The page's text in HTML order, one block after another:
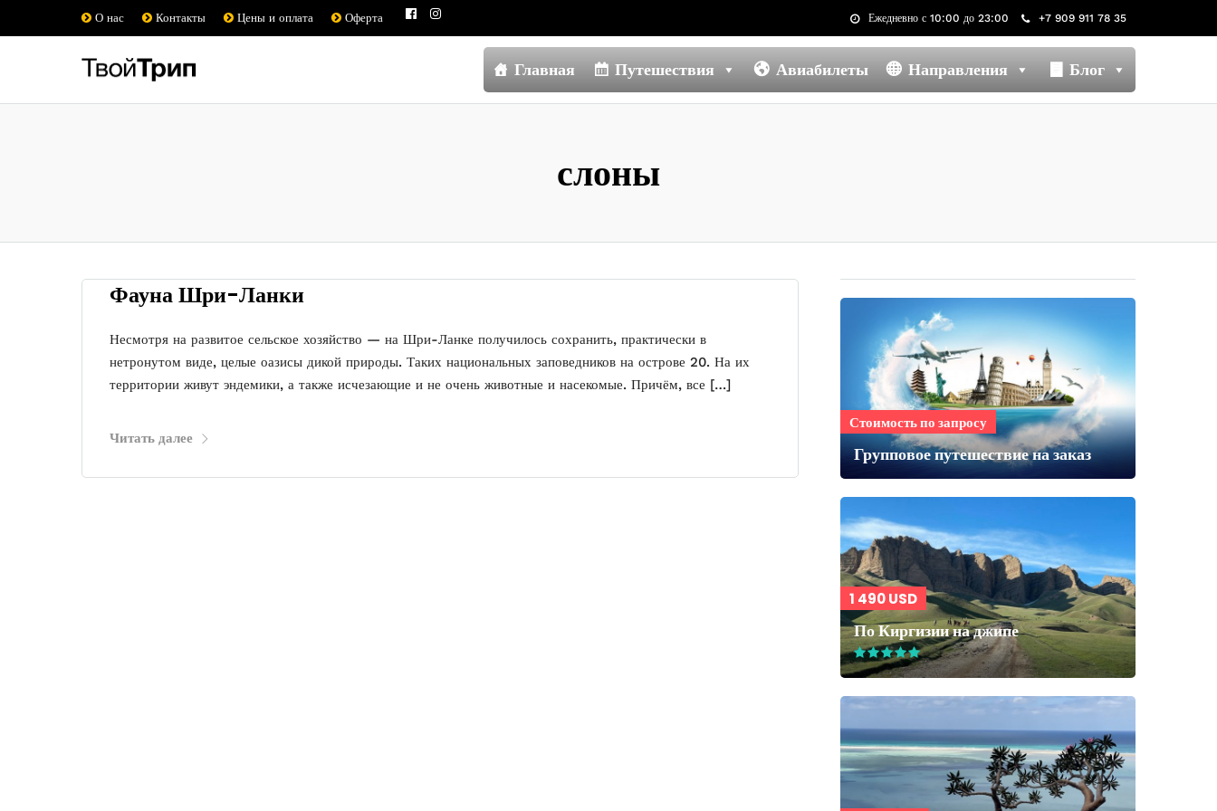
Ежедневно с 10:00 до 23:00 +7 909 911 78 35
О нас Контакты Цены и оплата Оферта
Главная Путешествия Авиабилеты Направления Блог
слоны
Фауна Шри-Ланки
Несмотря на развитое сельское хозяйство — на Шри-Ланке получилось сохранить, практически в
нетронутом виде, целые оазисы дикой природы. Таких национальных заповедников на острове 20. На их
территории живут эндемики, а также исчезающие и не очень животные и насекомые. Причём, все […]
Читать далее
Стоимость по запросу
Групповое путешествие на заказ
1 490 USD
По Киргизии на джипе